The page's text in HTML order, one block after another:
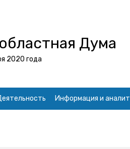
Дума
2020 года
Информация и